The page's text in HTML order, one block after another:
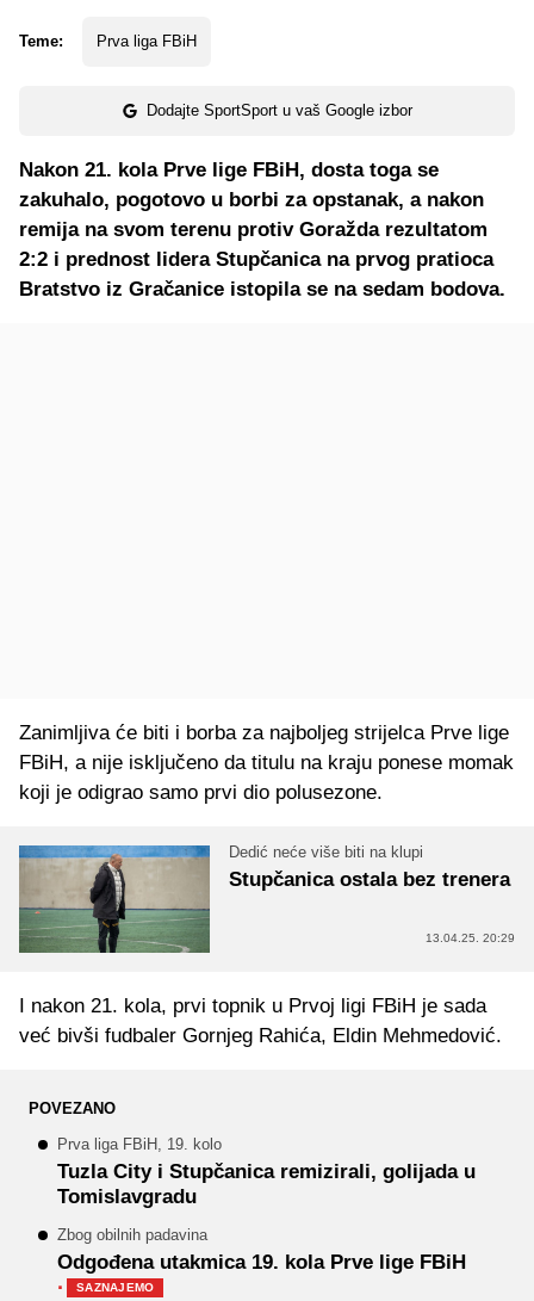
Teme: Prva liga FBiH
Dodajte SportSport u vaš Google izbor
Nakon 21. kola Prve lige FBiH, dosta toga se
zakuhalo, pogotovo u borbi za opstanak, a nakon
remija na svom terenu protiv Goražda rezultatom
2:2 i prednost lidera Stupčanica na prvog pratioca
Bratstvo iz Gračanice istopila se na sedam bodova.
Zanimljiva će biti i borba za najboljeg strijelca Prve lige
FBiH, a nije isključeno da titulu na kraju ponese momak
koji je odigrao samo prvi dio polusezone.
Dedić neće više biti na klupi
Stupčanica ostala bez trenera
13.04.25. 20:29
I nakon 21. kola, prvi topnik u Prvoj ligi FBiH je sada
već bivši fudbaler Gornjeg Rahića, Eldin Mehmedović.
POVEZANO
Prva liga FBiH, 19. kolo
Tuzla City i Stupčanica remizirali, golijada u
Tomislavgradu
Zbog obilnih padavina
Odgođena utakmica 19. kola Prve lige FBiH
· SAZNAJEMO